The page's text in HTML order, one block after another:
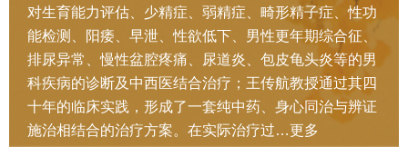
对生育能力评估、少精症、弱精症、畸形精子症、性功
能检测、阳痿、早泄、性欲低下、男性更年期综合征、
排尿异常、慢性盆腔疼痛、尿道炎、包皮龟头炎等的男
科疾病的诊断及中西医结合治疗；王传航教授通过其四
十年的临床实践，形成了一套纯中药、身心同治与辨证
施治相结合的治疗方案。在实际治疗过…更多